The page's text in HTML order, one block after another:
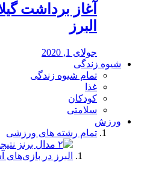
آغاز برداشت
البرز
جولای 1, 2020
شیوه زندگی
تمام شیوه زندگی
غذا
کودکان
سلامتی
ورزش
تمام رشته های ورزشی